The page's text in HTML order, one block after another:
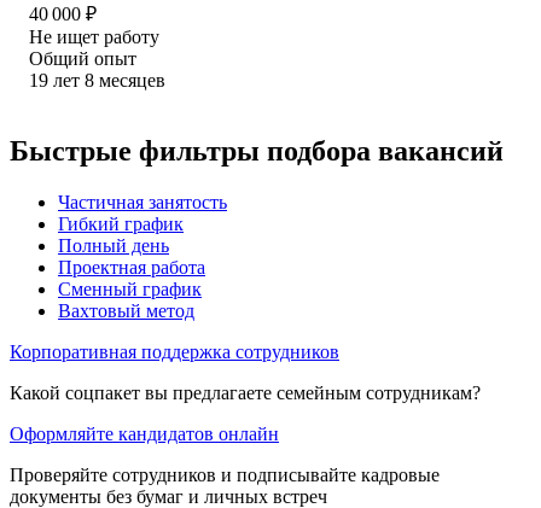
40 000 ₽
Не ищет работу
Общий опыт
19 лет 8 месяцев
Быстрые фильтры подбора вакансий
Частичная занятость
Гибкий график
Полный день
Проектная работа
Сменный график
Вахтовый метод
Корпоративная поддержка сотрудников
Какой соцпакет вы предлагаете семейным сотрудникам?
Оформляйте кандидатов онлайн
Проверяйте сотрудников и подписывайте кадровые
документы без бумаг и личных встреч